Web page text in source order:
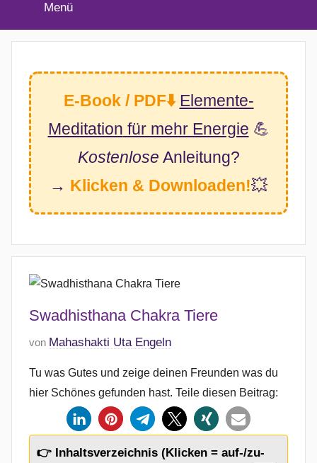
Menü
E-Book / PDF⬇️ Elemente-
Meditation für mehr Energie 💪
Kostenlose Anleitung?
→ Klicken & Downloaden!💥
Swadhisthana Chakra Tiere
V
r
ö
f
von Mahashakti Uta Engeln
Tu was Gutes und zeige deinen Freunden was du
hier Schönes gefunden hast. Teile diesen Beitrag:
👉 Inhaltsverzeichnis (Klicken = auf-/zu-